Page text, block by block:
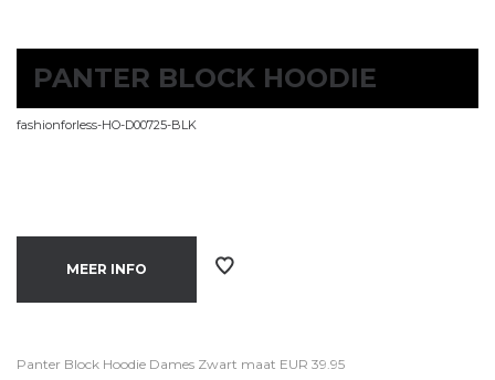
PANTER BLOCK HOODIE
fashionforless-HO-D00725-BLK
MEER INFO
Panter Block Hoodie Dames Zwart maat EUR 39.95